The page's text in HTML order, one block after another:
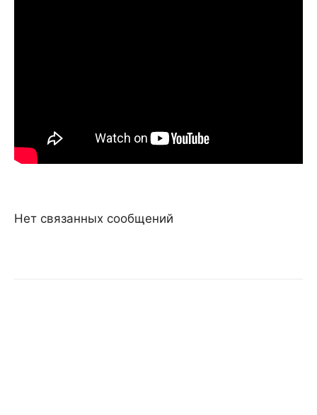
Нет связанных сообщений